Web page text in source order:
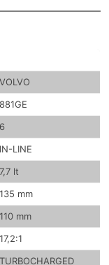
VOLVO
881GE
6
IN-LINE
7,7 lt
135 mm
110 mm
17,2:1
TURBOCHARGED